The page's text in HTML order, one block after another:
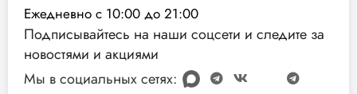
Ежедневно с 10:00 до 21:00
Подписывайтесь на наши соцсети и следите за
новостями и акциями
Мы в социальных сетях: